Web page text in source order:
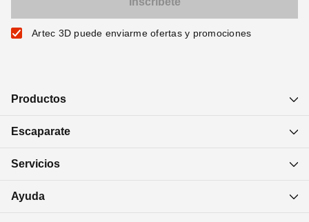
Artec 3D puede enviarme ofertas y promociones
Productos
Escaparate
Servicios
Ayuda